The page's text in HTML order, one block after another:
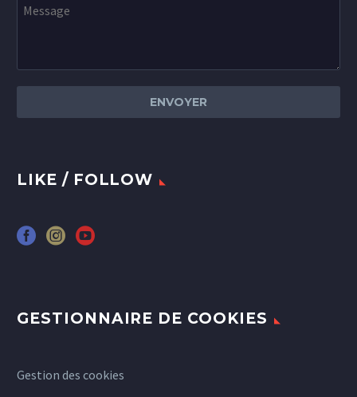
LIKE / FOLLOW
GESTIONNAIRE DE COOKIES
Gestion des cookies